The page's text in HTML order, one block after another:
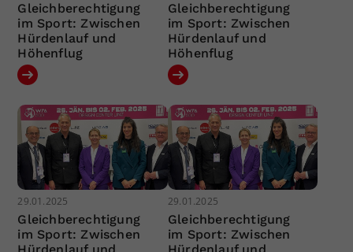
Gleichberechtigung
im Sport: Zwischen
Hürdenlauf und
Höhenflug
Gleichberechtigung
im Sport: Zwischen
Hürdenlauf und
Höhenflug
29.01.2025
Gleichberechtigung
im Sport: Zwischen
29.01.2025
Gleichberechtigung
im Sport: Zwischen